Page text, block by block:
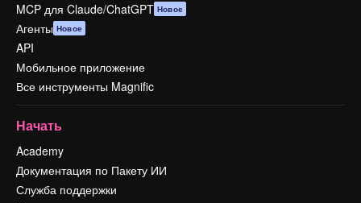
MCP для Claude/ChatGPT Новое
Агенты Новое
API
Мобильное приложение
Все инструменты Magnific
Начать
Academy
Документация по Пакету ИИ
Служба поддержки